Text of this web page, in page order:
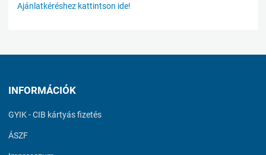
Ajánlatkéréshez kattintson ide!
INFORMÁCIÓK
GYIK - CIB kártyás fizetés
ÁSZF